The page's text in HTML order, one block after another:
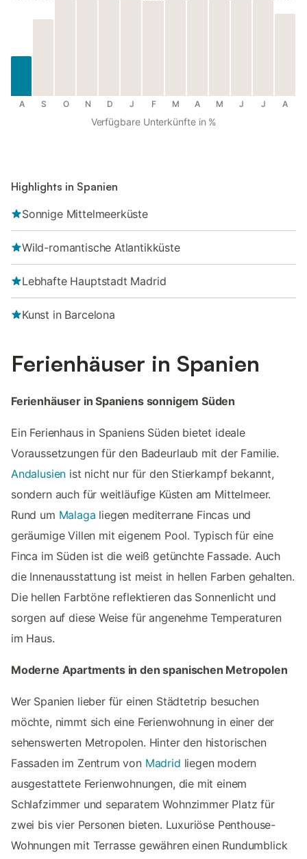
A S O N D J F M A M J J A
Verfügbare Unterkünfte in %
Highlights in Spanien
Sonnige Mittelmeerküste
Wild-romantische Atlantikküste
Lebhafte Hauptstadt Madrid
Kunst in Barcelona
Ferienhäuser in Spanien
Ferienhäuser in Spaniens sonnigem Süden
Ein Ferienhaus in Spaniens Süden bietet ideale
Voraussetzungen für den Badeurlaub mit der Familie.
Andalusien ist nicht nur für den Stierkampf bekannt,
sondern auch für weitläufige Küsten am Mittelmeer.
Rund um Malaga liegen mediterrane Fincas und
geräumige Villen mit eigenem Pool. Typisch für eine
Finca im Süden ist die weiß getünchte Fassade. Auch
die Innenausstattung ist meist in hellen Farben gehalten.
Die hellen Farbtöne reflektieren das Sonnenlicht und
sorgen auf diese Weise für angenehme Temperaturen
im Haus.
Moderne Apartments in den spanischen Metropolen
Wer Spanien lieber für einen Städtetrip besuchen
möchte, nimmt sich eine Ferienwohnung in einer der
sehenswerten Metropolen. Hinter den historischen
Fassaden im Zentrum von Madrid liegen modern
ausgestattete Ferienwohnungen, die mit einem
Schlafzimmer und separatem Wohnzimmer Platz für
zwei bis vier Personen bieten. Luxuriöse Penthouse-
Wohnungen mit Terrasse gewähren einen Rundumblick